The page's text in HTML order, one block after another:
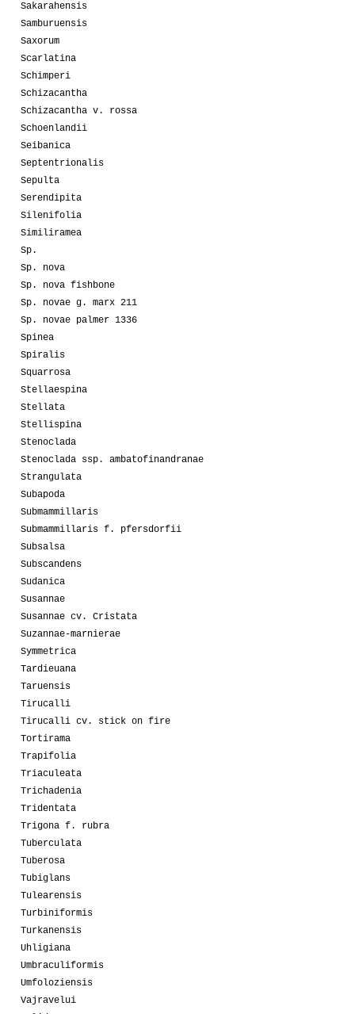
Sakarahensis
Samburuensis
Saxorum
Scarlatina
Schimperi
Schizacantha
Schizacantha v. rossa
Schoenlandii
Seibanica
Septentrionalis
Sepulta
Serendipita
Silenifolia
Similiramea
Sp.
Sp. nova
Sp. nova fishbone
Sp. novae g. marx 211
Sp. novae palmer 1336
Spinea
Spiralis
Squarrosa
Stellaespina
Stellata
Stellispina
Stenoclada
Stenoclada ssp. ambatofinandranae
Strangulata
Subapoda
Submammillaris
Submammillaris f. pfersdorfii
Subsalsa
Subscandens
Sudanica
Susannae
Susannae cv. Cristata
Suzannae-marnierae
Symmetrica
Tardieuana
Taruensis
Tirucalli
Tirucalli cv. stick on fire
Tortirama
Trapifolia
Triaculeata
Trichadenia
Tridentata
Trigona f. rubra
Tuberculata
Tuberosa
Tubiglans
Tulearensis
Turbiniformis
Turkanensis
Uhligiana
Umbraculiformis
Umfoloziensis
Vajravelui